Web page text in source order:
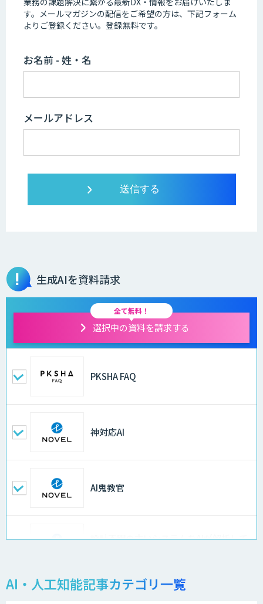
す。 メールマガジンの配信をご希望の方は、下記フォーム
よりご登録ください。登録無料です。
お名前 - 姓・名
メールアドレス
生成AIを資料請求
全て無料！
選択中の資料を請求する
PKSHA FAQ
神対応AI
AI鬼教官
設計不明の古いシステムをAIが解析して
AI・人工知能記事カテゴリ一覧